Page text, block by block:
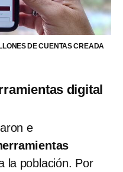
DE CUENTAS CREADA
digital
e
la población. Por